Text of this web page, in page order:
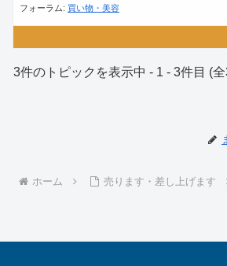
フォーラム: 買い物・美容
3件のトピックを表示中 - 1 - 3件目 (
ホーム 売ります・差し上げます